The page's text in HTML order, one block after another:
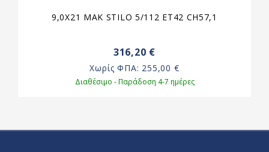
9,0X21 MAK STILO 5/112 ET42 CH57,1
316,20 €
Χωρίς ΦΠΑ: 255,00 €
Διαθέσιμο - Παράδοση 4-7 ημέρες